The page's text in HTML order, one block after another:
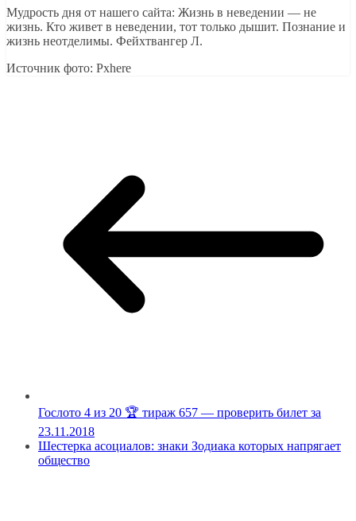
Мудрость дня от нашего сайта: Жизнь в неведении — не
жизнь. Кто живет в неведении, тот только дышит. Познание и
жизнь неотделимы. Фейхтвангер Л.
Источник фото: Pxhere
Гослото 4 из 20 🏆 тираж 657 — проверить билет за
23.11.2018
Шестерка асоциалов: знаки Зодиака которых напрягает
общество